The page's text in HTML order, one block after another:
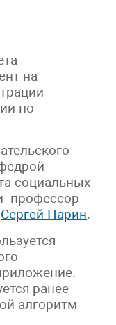
на
по
социальных
профессор
Сергей Парин.
ранее
алгоритм